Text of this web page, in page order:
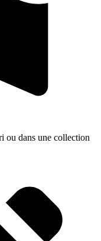
ou dans une collection